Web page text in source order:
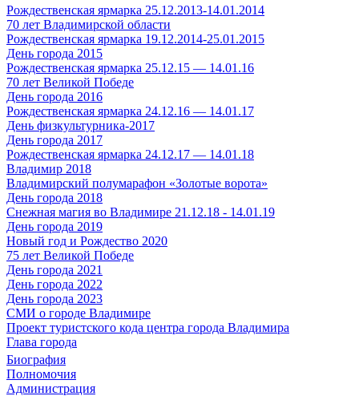
Рождественская ярмарка 25.12.2013-14.01.2014
70 лет Владимирской области
Рождественская ярмарка 19.12.2014-25.01.2015
День города 2015
Рождественская ярмарка 25.12.15 — 14.01.16
70 лет Великой Победе
День города 2016
Рождественская ярмарка 24.12.16 — 14.01.17
День физкультурника-2017
День города 2017
Рождественская ярмарка 24.12.17 — 14.01.18
Владимир 2018
Владимирский полумарафон «Золотые ворота»
День города 2018
Снежная магия во Владимире 21.12.18 - 14.01.19
День города 2019
Новый год и Рождество 2020
75 лет Великой Победе
День города 2021
День города 2022
День города 2023
СМИ о городе Владимире
Проект туристского кода центра города Владимира
Глава города
Биография
Полномочия
Администрация